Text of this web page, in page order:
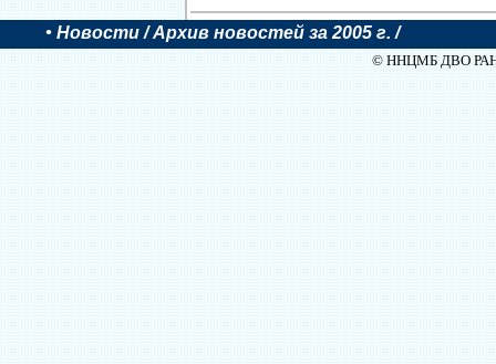
• Новости / Архив новостей за 2005 г. /
© ННЦМБ ДВО РАН,